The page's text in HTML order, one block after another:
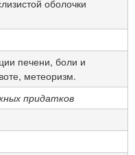
оболочки
печени, боли и
метеоризм.
придатков